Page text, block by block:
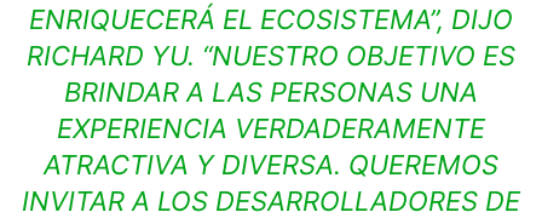
ENRIQUECERÁ EL ECOSISTEMA”, DIJO
RICHARD YU. “NUESTRO OBJETIVO ES
BRINDAR A LAS PERSONAS UNA
EXPERIENCIA VERDADERAMENTE
ATRACTIVA Y DIVERSA. QUEREMOS
INVITAR A LOS DESARROLLADORES DE